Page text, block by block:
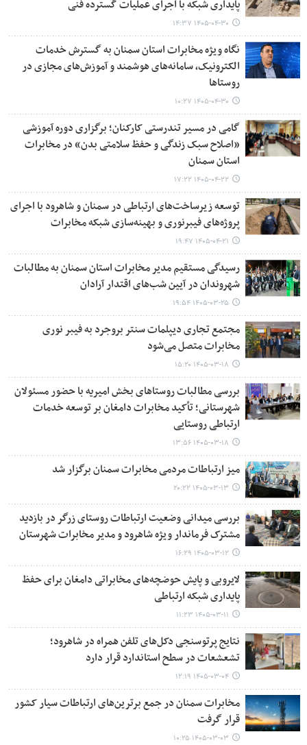
پایداری شبکه با اجرای عملیات گسترده فنی
۱۴۰۵-۰۴-۳۰ ۱۴:۳۷
نگاه ویژه مخابرات استان سمنان به گسترش خدمات
الکترونیک، سامانه‌های هوشمند و آموزش‌های مجازی در
روستاها
۱۴۰۵-۰۴-۳۰ ۱۰:۲۷
گامی در مسیر تندرستی کارکنان؛ برگزاری دوره آموزشی
«اصلاح سبک زندگی و حفظ سلامتی بدن» در مخابرات
استان سمنان
۱۴۰۵-۰۴-۲۲ ۱۷:۲۲
توسعه زیرساخت‌های ارتباطی در سمنان و شاهرود با اجرای
پروژه‌های فیبرنوری و بهینه‌سازی شبکه مخابرات
۱۴۰۵-۰۴-۲۱ ۱۹:۴۷
رسیدگی مستقیم مدیر مخابرات استان سمنان به مطالبات
شهروندان در آیین شب‌های اقتدار آرادان
۱۴۰۵-۰۳-۲۵ ۱۹:۵۴
مجتمع تجاری دیپلمات سنتر بروجرد به فیبر نوری
مخابرات متصل می‌شود
۱۴۰۵-۰۳-۱۸ ۱۵:۲۰
بررسی مطالبات روستاهای بخش امیریه با حضور مسئولان
شهرستانی؛ تأکید مخابرات دامغان بر توسعه خدمات
ارتباطی روستایی
۱۴۰۵-۰۳-۱۸ ۱۳:۵۶
میز ارتباطات مردمی مخابرات سمنان برگزار شد
۱۴۰۵-۰۳-۱۳ ۲۰:۲۲
بررسی میدانی وضعیت ارتباطات روستای زرگر در بازدید
مشترک فرماندار ویژه شاهرود و مدیر مخابرات شهرستان
۱۴۰۵-۰۳-۱۲ ۱۶:۲۹
لایروبی و پایش حوضچه‌های مخابراتی دامغان برای حفظ
پایداری شبکه ارتباطی
۱۴۰۵-۰۳-۱۱ ۱۱:۲۳
نتایج پرتوسنجی دکل‌های تلفن همراه در شاهرود؛
تشعشعات در سطح استاندارد قرار دارد
۱۴۰۵-۰۳-۰۴ ۱۲:۱۹
مخابرات سمنان در جمع برترین‌های ارتباطات سیار کشور
قرار گرفت
۱۴۰۵-۰۳-۰۳ ۱۰:۲۵